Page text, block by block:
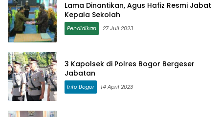
Lama Dinantikan, Agus Hafiz Resmi Jabat
Kepala Sekolah
Pendidikan 27 Juli 2023
3 Kapolsek di Polres Bogor Bergeser
Jabatan
Info Bogor 14 April 2023